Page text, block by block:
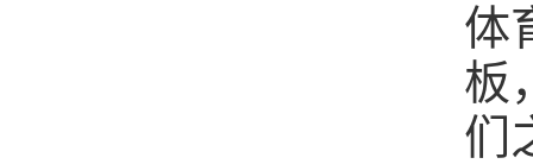
体
板
们